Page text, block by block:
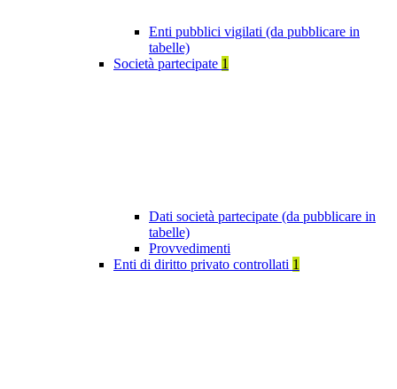
Enti pubblici vigilati (da pubblicare in
tabelle)
Società partecipate 1
Dati società partecipate (da pubblicare in
tabelle)
Provvedimenti
Enti di diritto privato controllati 1